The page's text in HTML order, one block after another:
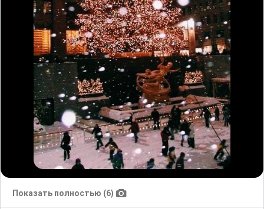
Показать полностью (6)